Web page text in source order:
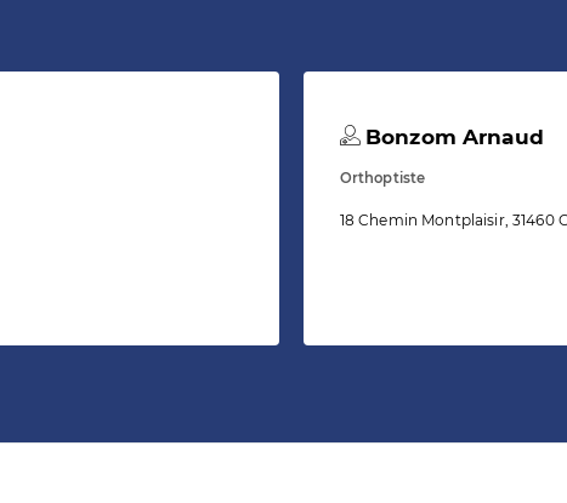
Bonzom Arnaud
Orthoptiste
18 Chemin Montplaisir, 31460